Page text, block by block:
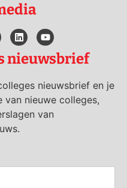
nieuwsbrief
nieuwsbrief en je
nieuwe colleges,
van